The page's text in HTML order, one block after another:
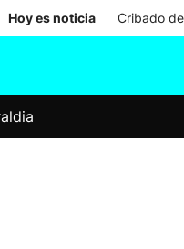
Hoy es noticia Cribado